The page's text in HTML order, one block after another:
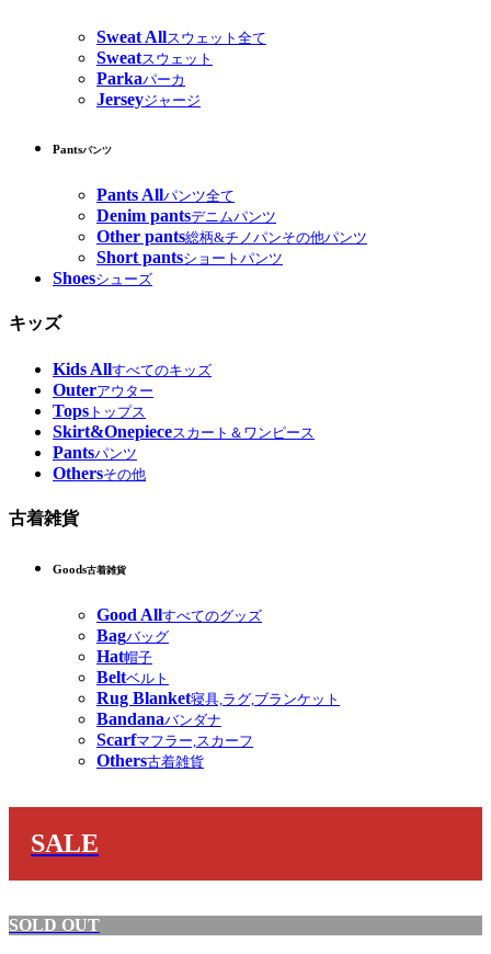
Sweat Allスウェット全て
Sweatスウェット
Parkaパーカ
Jerseyジャージ
Pantsパンツ
Pants Allパンツ全て
Denim pantsデニムパンツ
Other pants総柄&チノパンその他パンツ
Short pantsショートパンツ
Shoesシューズ
キッズ
Kids Allすべてのキッズ
Outerアウター
Tops トップス
Skirt&Onepieceスカート＆ワンピース
Pantsパンツ
Othersその他
古着雑貨
Goods古着雑貨
Good Allすべてのグッズ
Bagバッグ
Hat帽子
Beltベルト
Rug Blanket寝具,ラグ,ブランケット
Bandanaバンダナ
Scarfマフラー,スカーフ
Others古着雑貨
SALE
SOLD OUT